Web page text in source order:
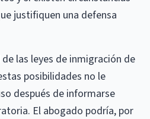
justifiquen una defensa
las leyes de inmigración de
posibilidades no le
después de informarse
El abogado podría, por